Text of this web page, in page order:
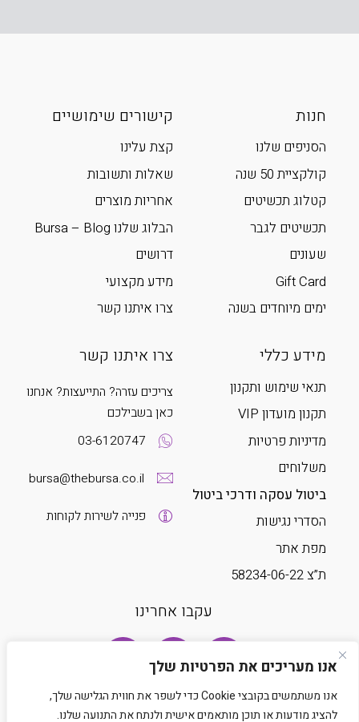
אנו מעריכים את הפרטיות שלך
אנו משתמשים בקובצי Cookie כדי לשפר את חווית הגלישה שלך,
להציג מודעות או תוכן מותאמים אישית ולנתח את התנועה שלנו.
חנות
הסניפים שלנו
קולקציית 50 שנה
קטלוג תכשיטים
תכשיטים לגבר
שעונים
Gift Card
ימים מיוחדים בשנה
קישורים שימושיים
קצת עלינו
שאלות ותשובות
אחריות מוצרים
הבלוג שלנו Bursa – Blog
דרושים
מידע מקצועי
צרו איתנו קשר
מידע כללי
תנאי שימוש ותקנון
תקנון מועדון VIP
מדיניות פרטיות
משלוחים
ביטול עסקה ודרכי ביטול
הסדרי נגישות
מפת אתר
ת”צ 58234-06-22
צרו איתנו קשר
צריכים עזרה? התייעצות? אנחנו
כאן בשבילכם
03-6120747
bursa@thebursa.co.il
פנייה לשירות לקוחות
עקבו אחרינו